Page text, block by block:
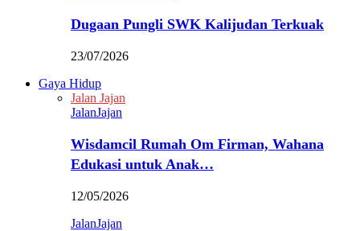
Dugaan Pungli SWK Kalijudan Terkuak
23/07/2026
Gaya Hidup
Jalan Jajan
JalanJajan
Wisdamcil Rumah Om Firman, Wahana
Edukasi untuk Anak…
12/05/2026
JalanJajan